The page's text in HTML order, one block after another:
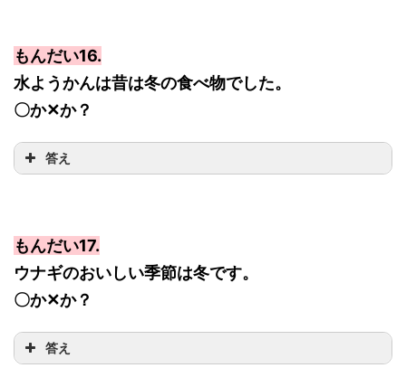
もんだい16.
水ようかんは昔は冬の食べ物でした。
〇か✕か？
答え
もんだい17.
ウナギのおいしい季節は冬です。
〇か✕か？
答え